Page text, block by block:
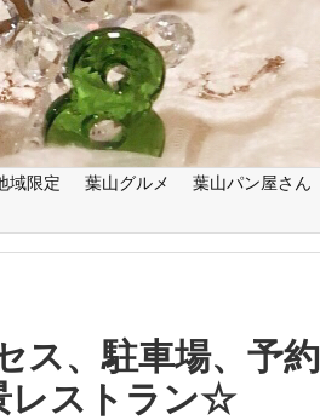
域限定 葉山グルメ 葉山パン屋さん
ス、駐車場、予約
レストラン☆